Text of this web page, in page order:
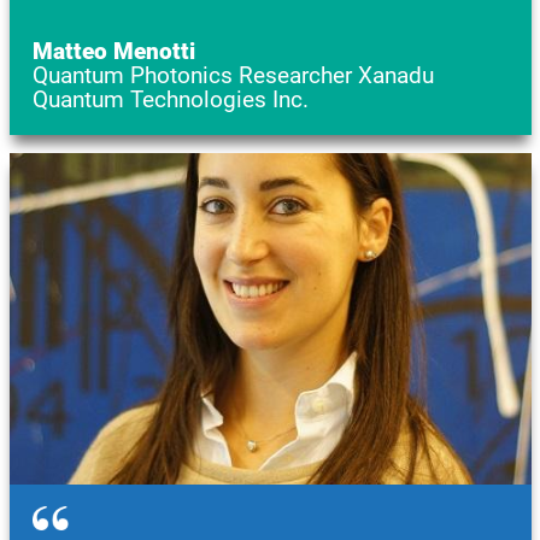
Matteo Menotti
Quantum Photonics Researcher Xanadu
Quantum Technologies Inc.
Immagine